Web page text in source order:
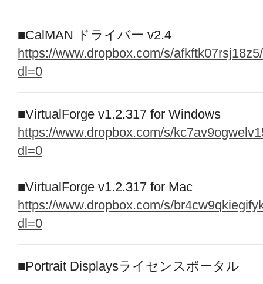
■CalMAN ドライバー v2.4
https://www.dropbox.com/s/
dl=0
■VirtualForge v1.2.317 for Windows
https://www.dropbox.com/s/
dl=0
■VirtualForge v1.2.317 for Mac
https://www.dropbox.com/s/
dl=0
■Portrait Displaysライセンスポータル